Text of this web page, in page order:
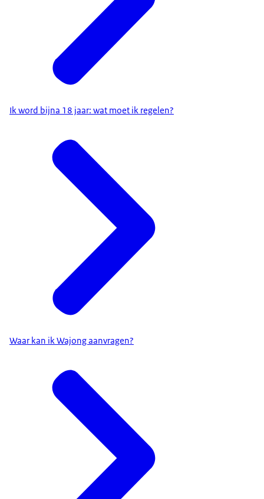
Ik word bijna 18 jaar: wat moet ik regelen?
Waar kan ik Wajong aanvragen?